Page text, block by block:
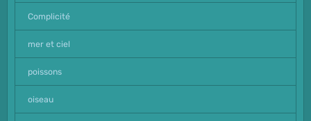
Complicité
mer et ciel
poissons
oiseau